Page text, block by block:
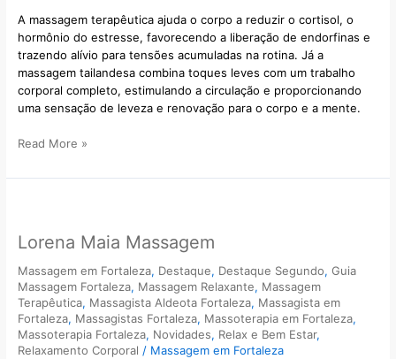
A massagem terapêutica ajuda o corpo a reduzir o cortisol, o
hormônio do estresse, favorecendo a liberação de endorfinas e
trazendo alívio para tensões acumuladas na rotina. Já a
massagem tailandesa combina toques leves com um trabalho
corporal completo, estimulando a circulação e proporcionando
uma sensação de leveza e renovação para o corpo e a mente.
Read More »
Lorena Maia Massagem
Massagem em Fortaleza, Destaque, Destaque Segundo,Guia
Massagem Fortaleza, Massagem Relaxante, Massagem
Terapêutica, Massagista Aldeota Fortaleza, Massagista em
Fortaleza, Massagistas Fortaleza, Massoterapia em Fortaleza,
Massoterapia Fortaleza, Novidades, Relax e Bem Estar,
Relaxamento Corporal / Massagem em Fortaleza
Massagem